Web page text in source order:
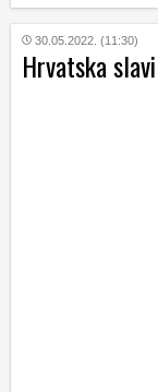
30.05.2022. (11:30)
Hrvatska